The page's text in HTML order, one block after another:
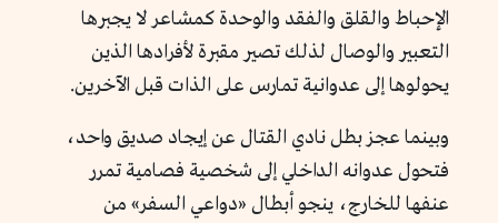
الإحباط والقلق والفقد والوحدة كمشاعر لا يجبرها
التعبير والوصال لذلك تصير مقبرة لأفرادها الذين
يحولوها إلى عدوانية تمارس على الذات قبل الآخرين.
وبينما عجز بطل نادي القتال عن إيجاد صديق واحد،
فتحول عدوانه الداخلي إلى شخصية فصامية تمرر
عنفها للخارج، ينجو أبطال «دواعي السفر» من